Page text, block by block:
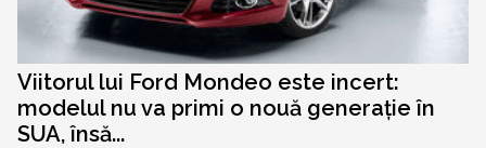
Viitorul lui Ford Mondeo este incert:
modelul nu va primi o nouă generație în
SUA, însă...